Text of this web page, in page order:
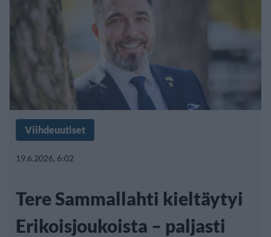
Viihdeuutiset
19.6.2026, 6:02
Tere Sammallahti kieltäytyi
Erikoisjoukoista – paljasti